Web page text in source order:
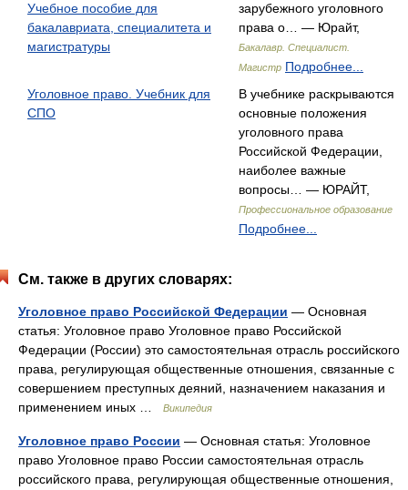
Учебное пособие для
бакалавриата, специалитета и
магистратуры
зарубежного уголовного
права о… — Юрайт,
Бакалавр. Специалист.
Магистр Подробнее...
Уголовное право. Учебник для
СПО
В учебнике раскрываются
основные положения
уголовного права
Российской Федерации,
наиболее важные
вопросы… — ЮРАЙТ,
Профессиональное образование
Подробнее...
См. также в других словарях:
Уголовное право Российской Федерации — Основная
статья: Уголовное право Уголовное право Российской
Федерации (России) это самостоятельная отрасль российского
права, регулирующая общественные отношения, связанные с
совершением преступных деяний, назначением наказания и
применением иных …
Википедия
Уголовное право России — Основная статья: Уголовное
право Уголовное право России самостоятельная отрасль
российского права, регулирующая общественные отношения,